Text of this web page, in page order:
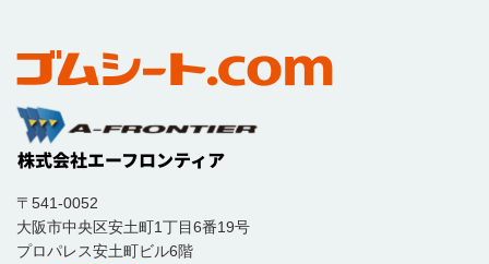
〒541-0052
大阪市中央区安土町1丁目6番19号
プロパレス安土町ビル6階